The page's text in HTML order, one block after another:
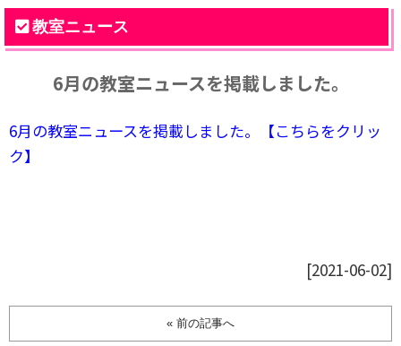
教室ニュース
6月の教室ニュースを掲載しました。
6月の教室ニュースを掲載しました。【こちらをクリッ
ク】
[2021-06-02]
« 前の記事へ